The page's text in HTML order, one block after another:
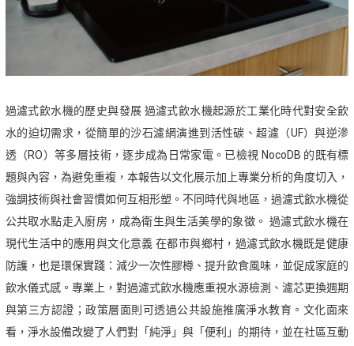
過濾式飲水機的歷史與發展 過濾式飲水機起源於工業化時代對安全飲
水的迫切需求，從簡單的沙石濾網演進到活性碳、超濾（UF）與逆滲
透（RO）等多層技術，逐步成為日常家電。已檢視 NocoDB 的既有標
題與內容，為避免重複，本報告以文化展示加上專業分析的角度切入，
強調技術與社會習慣如何互相形塑。不同時代與地區，過濾式飲水機從
公共取水點走入廚房，成為衛生與生活美學的象徵。 過濾式飲水機在
現代生活中的應用與文化意義 在都市與鄉村，過濾式飲水機既是健康
防護，也是環保實踐：減少一次性膠樽、提升飲食風味，並促成家庭的
飲水儀式感。專業上，對過濾式飲水機應重視水源檢測、濾芯更換週期
與第三方認證；政策層面則可透過公共設施推廣淨水教育。文化面來
看，淨水設備改變了人們對「純淨」與「便利」的期待，並在社區互動